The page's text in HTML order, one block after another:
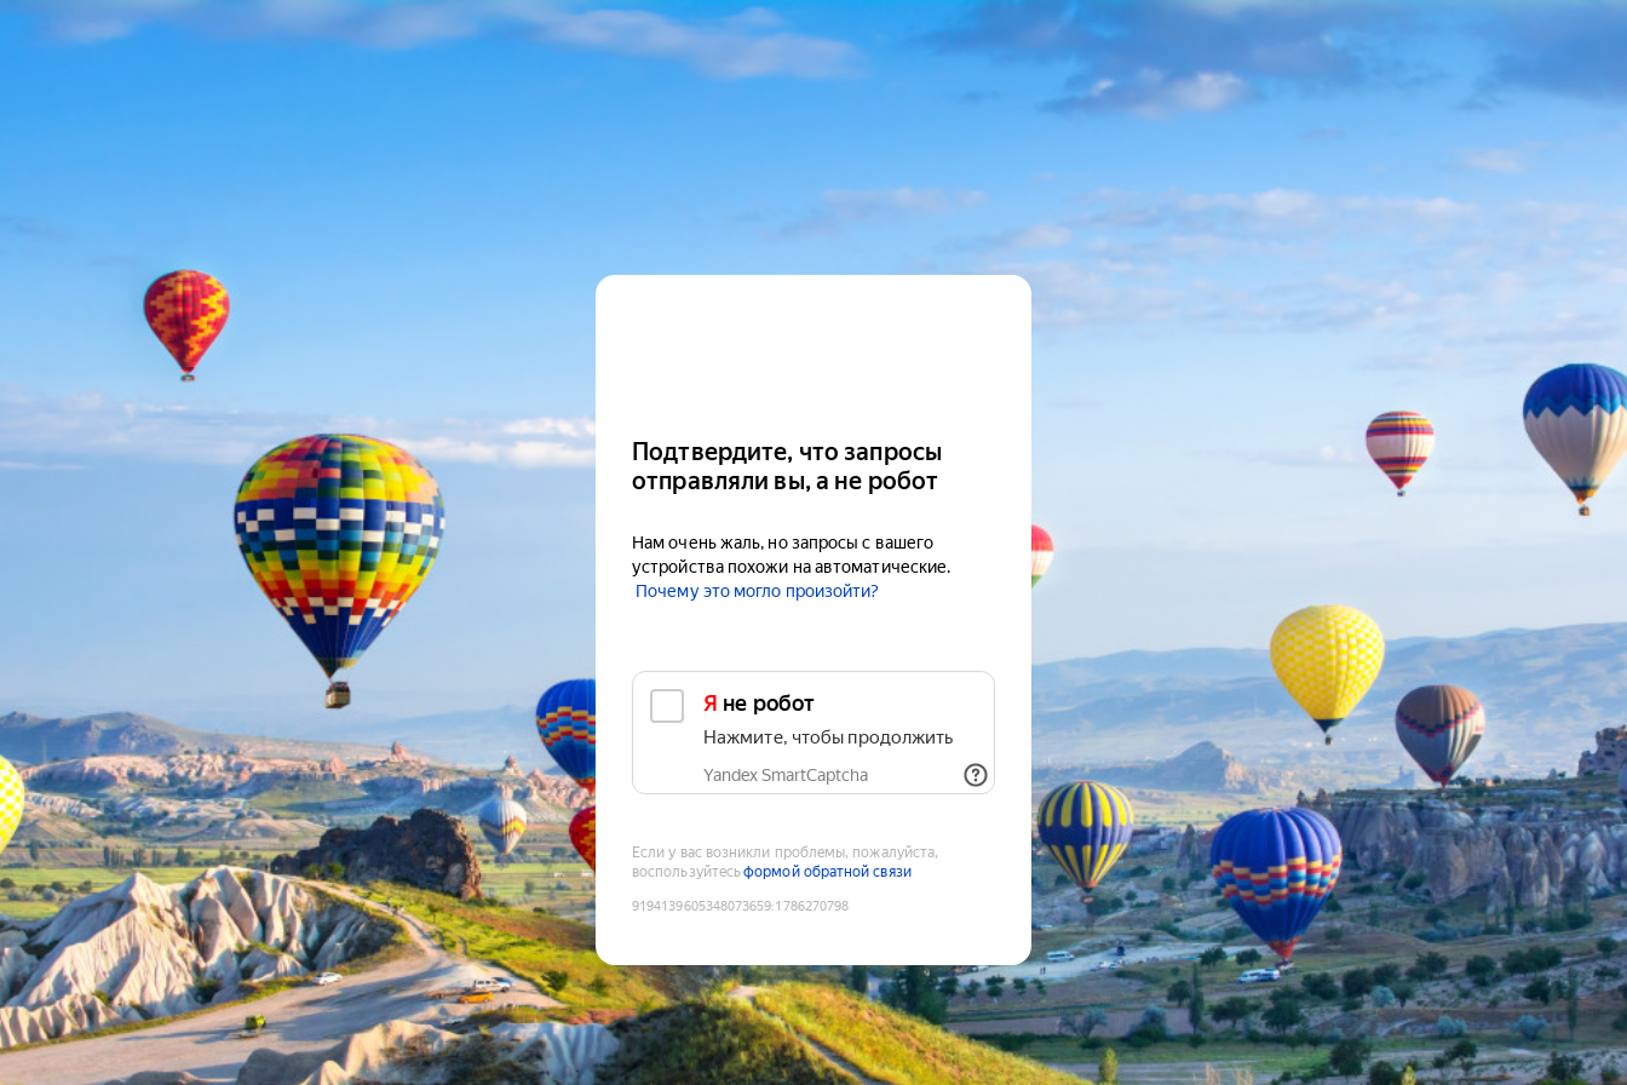
Подтвердите, что запросы
отправляли вы, а не робот
Нам очень жаль, но запросы с вашего
устройства похожи на автоматические.
Почему это могло произойти?
Я не робот
Нажмите, чтобы продолжить
Yandex SmartCaptcha
Если у вас возникли проблемы, пожалуйста,
воспользуйтесьформой обратной связи
9194139605348073659:1786270798